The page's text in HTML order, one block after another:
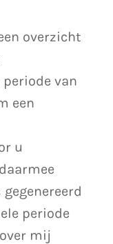
overzicht
periode van
een
u
periode
mij